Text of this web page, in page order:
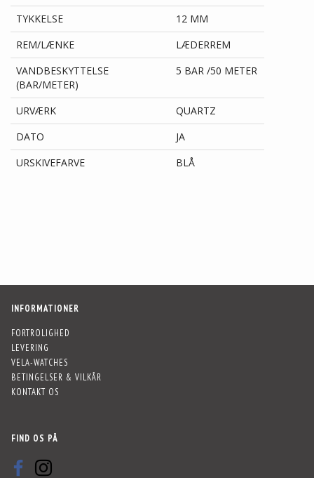
TYKKELSE
12 MM
REM/LÆNKE
LÆDERREM
VANDBESKYTTELSE
(BAR/METER)
5 BAR /50 METER
URVÆRK
QUARTZ
DATO
JA
URSKIVEFARVE
BLÅ
INFORMATIONER
FORTROLIGHED
LEVERING
VELA-WATCHES
BETINGELSER & VILKÅR
KONTAKT OS
FIND OS PÅ